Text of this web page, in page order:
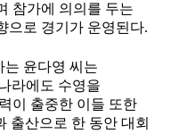
참가에 의의를 두는
으로 경기가 운영된다.
는 윤다영 씨는
라에도 수영을
이 출중한 이들 또한
출산으로 한 동안 대회